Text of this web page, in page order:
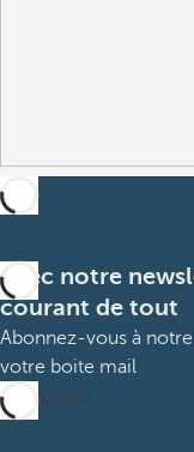
Avec notre
courant de tout
Abonnez-vous à
votre boite mail
M’abonner